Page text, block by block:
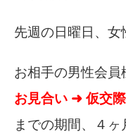
先週の日曜日、
お相手の男性会
お見合い ➜ 仮交
までの期間、４